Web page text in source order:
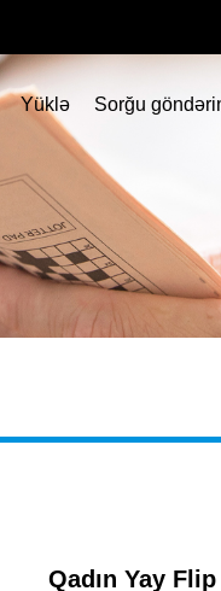
Yüklə Sorğu
Qadın Yay